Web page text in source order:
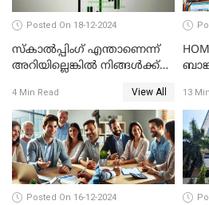
Posted On 18-12-2024
സ്കാൽപ്പിംഗ് എന്താണെന്ന്
അറിയില്ലെങ്കിൽ നിങ്ങൾക്ക്
4 Min Read View All 13
Posted On 16-12-2024